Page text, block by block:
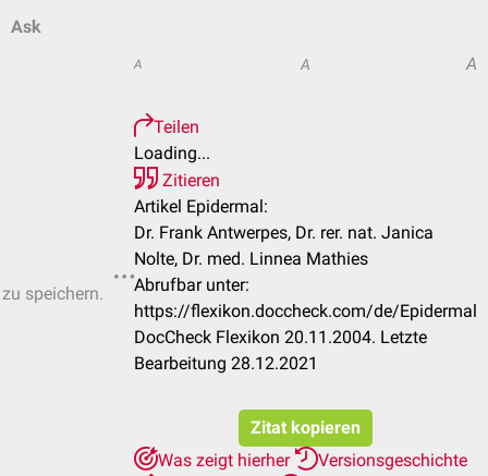
Ask
speichern.
A A A
Teilen
Loading...
Zitieren
Artikel Epidermal:
Dr. Frank Antwerpes, Dr. rer. nat. Janica
Nolte, Dr. med. Linnea Mathies
Abrufbar unter:
https://flexikon.doccheck.com/de/Epidermal
DocCheck Flexikon 20.11.2004. Letzte
Bearbeitung 28.12.2021
Zitat kopieren
Was zeigt hierher
Versionsgeschichte